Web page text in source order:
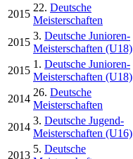
2015
22. Deutsche
Meisterschaften
2015
3. Deutsche Junioren-
Meisterschaften (U18)
2015
1. Deutsche Junioren-
Meisterschaften (U18)
2014
26. Deutsche
Meisterschaften
2014
3. Deutsche Jugend-
Meisterschaften (U16)
2013
5. Deutsche